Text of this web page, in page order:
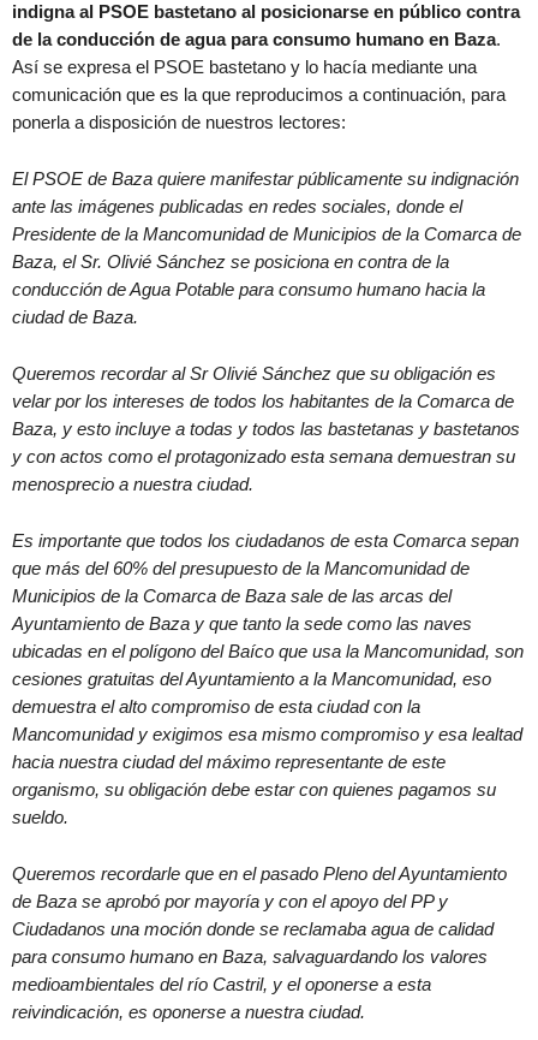
indigna al PSOE bastetano al posicionarse en público contra
de la conducción de agua para consumo humano en Baza.
Así se expresa el PSOE bastetano y lo hacía mediante una
comunicación que es la que reproducimos a continuación, para
ponerla a disposición de nuestros lectores:
El PSOE de Baza quiere manifestar públicamente su indignación
ante las imágenes publicadas en redes sociales, donde el
Presidente de la Mancomunidad de Municipios de la Comarca de
Baza, el Sr. Olivié Sánchez se posiciona en contra de la
conducción de Agua Potable para consumo humano hacia la
ciudad de Baza.
Queremos recordar al Sr Olivié Sánchez que su obligación es
velar por los intereses de todos los habitantes de la Comarca de
Baza, y esto incluye a todas y todos las bastetanas y bastetanos
y con actos como el protagonizado esta semana demuestran su
menosprecio a nuestra ciudad.
Es importante que todos los ciudadanos de esta Comarca sepan
que más del 60% del presupuesto de la Mancomunidad de
Municipios de la Comarca de Baza sale de las arcas del
Ayuntamiento de Baza y que tanto la sede como las naves
ubicadas en el polígono del Baíco que usa la Mancomunidad, son
cesiones gratuitas del Ayuntamiento a la Mancomunidad, eso
demuestra el alto compromiso de esta ciudad con la
Mancomunidad y exigimos esa mismo compromiso y esa lealtad
hacia nuestra ciudad del máximo representante de este
organismo, su obligación debe estar con quienes pagamos su
sueldo.
Queremos recordarle que en el pasado Pleno del Ayuntamiento
de Baza se aprobó por mayoría y con el apoyo del PP y
Ciudadanos una moción donde se reclamaba agua de calidad
para consumo humano en Baza, salvaguardando los valores
medioambientales del río Castril, y el oponerse a esta
reivindicación, es oponerse a nuestra ciudad.